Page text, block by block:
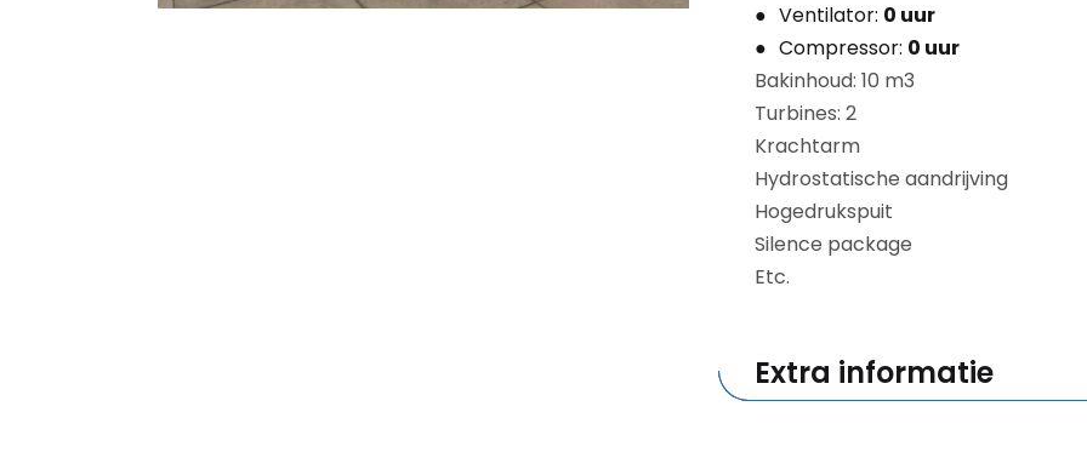
Ventilator: 0 uur
Compressor: 0 uur
Bakinhoud: 10 m3
Turbines: 2
Krachtarm
Hydrostatische aandrijving
Hogedrukspuit
Silence package
Etc.
Extra informatie